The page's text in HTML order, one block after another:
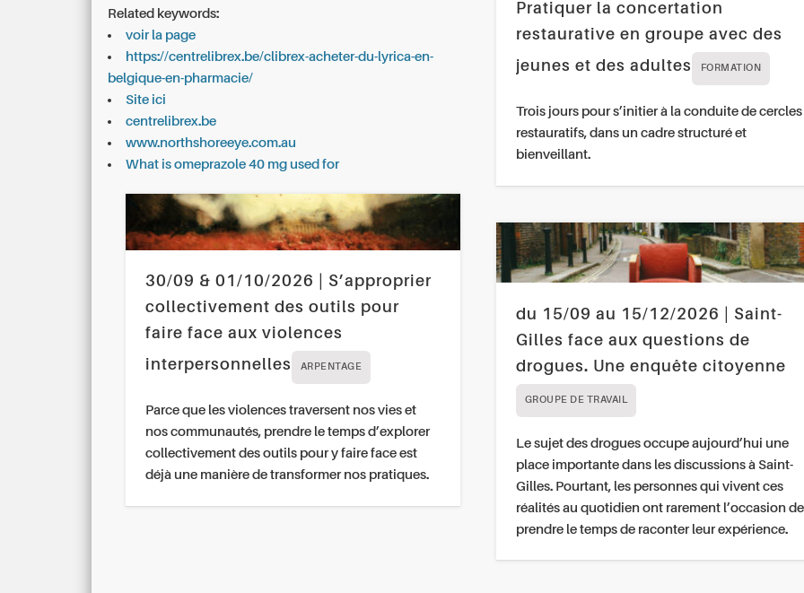
Related keywords:
voir la page
https://centrelibrex.be/clibrex-acheter-du-lyrica-en-
belgique-en-pharmacie/
Site ici
centrelibrex.be
www.northshoreeye.com.au
What is omeprazole 40 mg used for
30/09 & 01/10/2026 | S’approprier
collectivement des outils pour
faire face aux violences
interpersonnelles
ARPENTAGE
Parce que les violences traversent nos vies et
nos communautés, prendre le temps d’explorer
collectivement des outils pour y faire face est
déjà une manière de transformer nos pratiques.
Pratiquer la concertation
restaurative en groupe avec des
jeunes et des adultes
FORMATION
Trois jours pour s’initier à la conduite de cercles
restauratifs, dans un cadre structuré et
bienveillant.
du 15/09 au 15/12/2026 | Saint-
Gilles face aux questions de
drogues. Une enquête citoyenne
GROUPE DE TRAVAIL
Le sujet des drogues occupe aujourd’hui une
place importante dans les discussions à Saint-
Gilles. Pourtant, les personnes qui vivent ces
réalités au quotidien ont rarement l’occasion de
prendre le temps de raconter leur expérience.